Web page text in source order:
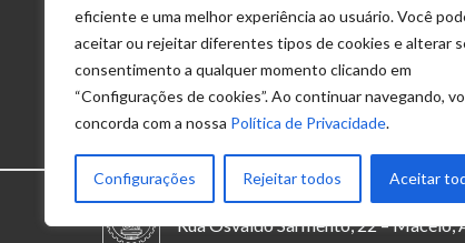
eficiente e uma melhor experiência ao usuário. Você
aceitar ou rejeitar diferentes tipos de cookies e alterar
consentimento a qualquer momento clicando em
“Configurações de cookies”. Ao continuar navegando,
concorda com a nossa Política de Privacidade.
Configurações Rejeitar todos Aceitar
Política de
Privacidade de
Dados
© 2025 – Conselho Regional de
Rua Osvaldo Sarmento, 22 – Maceió,